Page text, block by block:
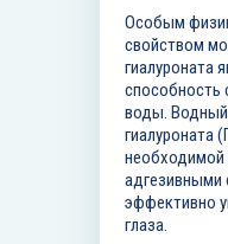
Особым
свойством
гиалуроната
способность
воды. Водный
гиалуроната
адгезивными
эффективно
глаза.